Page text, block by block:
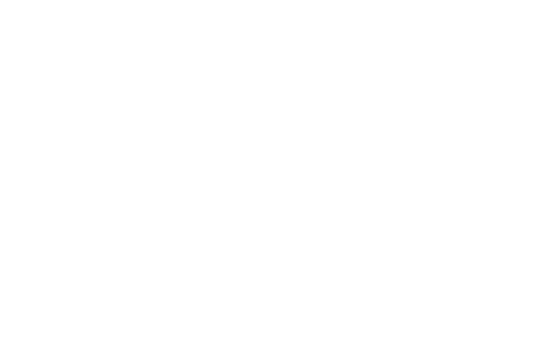
PL-64 – ANGULAR